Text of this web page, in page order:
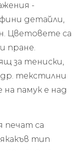
-
детайли,
Цветовете са
пране.
за тениски,
текстилни
памук е над
печат са
тип